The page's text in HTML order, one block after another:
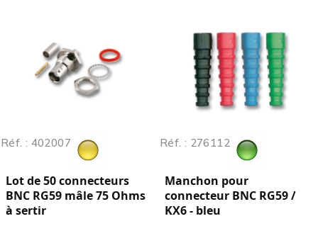
Réf. : 402007
Lot de 50 connecteurs
BNC RG59 mâle 75 Ohms
à sertir
Réf. : 276112
Manchon pour
connecteur BNC RG59 /
KX6 - bleu